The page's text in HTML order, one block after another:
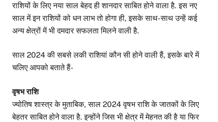
राशियों के लिए नया साल बेहद ही शानदार साबित होने वाला है. इस नए
साल में इन राशियों को धन लाभ तो होगा ही, इसके साथ-साथ उन्हें कई
अन्य क्षेत्रों में भी दमदार सफलता मिलने वाली है.
साल 2024 की सबसे लकी राशियां कौन सी होने वाली हैं, इसके बारे में
चलिए आपको बताते हैं-
वृषभ राशि
ज्योतिष शास्त्र के मुताबिक, साल 2024 वृषभ राशि के जातकों के लिए
बेहतर साबित होने वाला है. इन्होंने जिस भी क्षेत्र में मेहनत की है या फिर